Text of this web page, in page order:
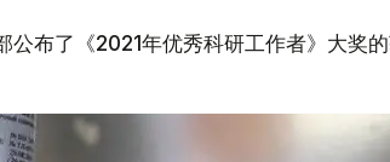
公布了《2021年优秀科研工作者》大奖